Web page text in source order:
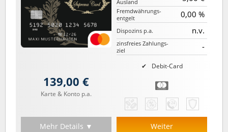
Debit-Card
Ausland
Fremd­währungs­
entgelt
0,00 %
Dispozins p.a. n.v.
zinsfreies Zahlungs­
ziel
-
139,00 €
Karte & Konto p.a.
Mehr Details ▼ Weiter